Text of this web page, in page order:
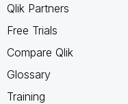
Qlik Partners
Free Trials
Compare Qlik
Glossary
Training